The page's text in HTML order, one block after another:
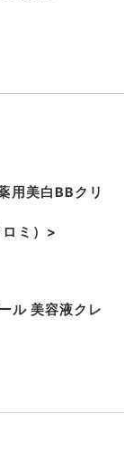
用美白BBクリ
ミ）>
ル 美容液クレ